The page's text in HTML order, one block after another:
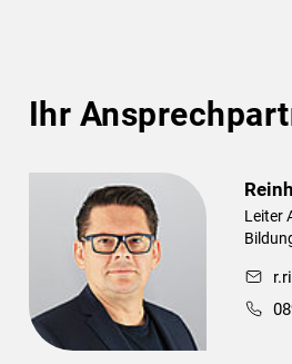
Ihr
Leiter